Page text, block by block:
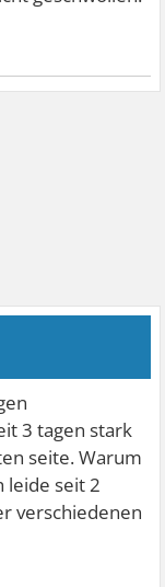
3 tagen stark
seite. Warum
leide seit 2
verschiedenen